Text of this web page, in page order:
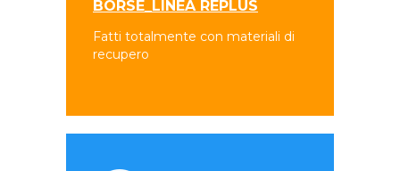
BORSE_LINEA REPLUS
Fatti totalmente con materiali di
recupero